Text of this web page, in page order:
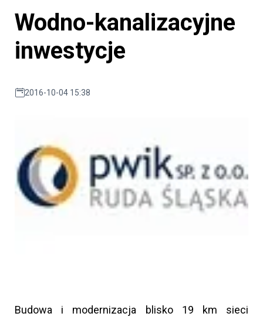
Wodno-kanalizacyjne
inwestycje
2016-10-04 15:38
Budowa i modernizacja blisko 19 km sieci